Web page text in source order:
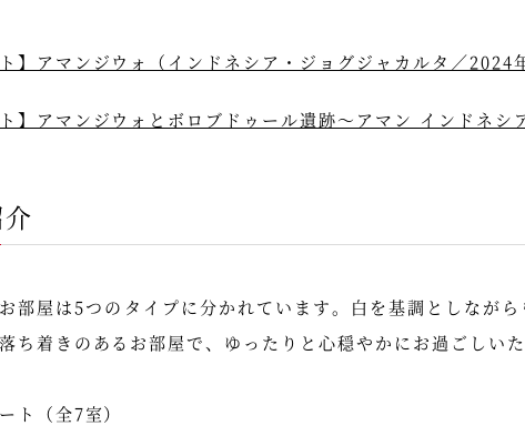
ト】アマンジウォ（インドネシア・ジョグジャカルタ／2024
ト】アマンジウォとボロブドゥール遺跡～アマン インドネ
部屋は5つのタイプに分かれています。白を基調としなが
ち着きのあるお部屋で、ゆったりと心穏やかにお過ごしいた
ト（全7室）